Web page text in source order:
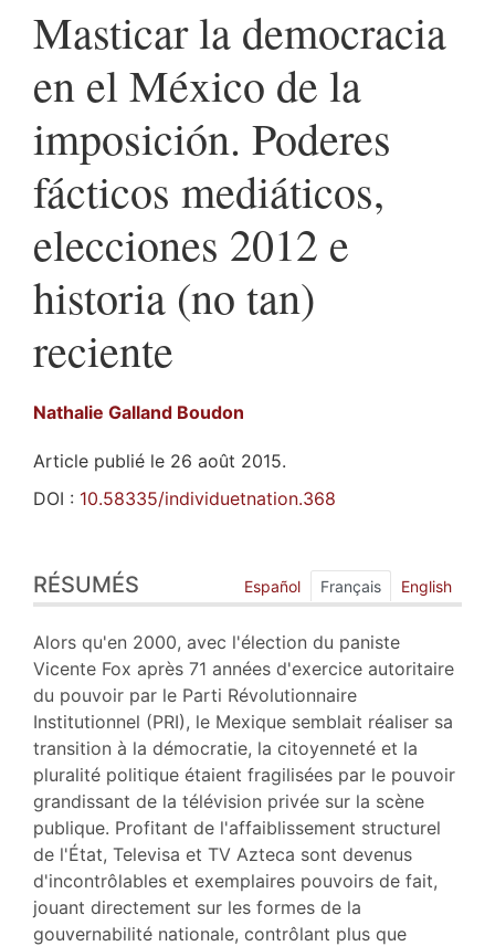
Masticar la democracia
en el México de la
imposición. Poderes
fácticos mediáticos,
elecciones 2012 e
historia (no tan)
reciente
Nathalie Galland Boudon
Article publié le 26 août 2015.
DOI : 10.58335/individuetnation.368
Index
Plan
Texte
Notes
Citer cet article
Auteur
RÉSUMÉS Español Français English
Alors qu'en 2000, avec l'élection du paniste
Vicente Fox après 71 années d'exercice autoritaire
du pouvoir par le Parti Révolutionnaire
Institutionnel (PRI), le Mexique semblait réaliser sa
transition à la démocratie, la citoyenneté et la
pluralité politique étaient fragilisées par le pouvoir
grandissant de la télévision privée sur la scène
publique. Profitant de l'affaiblissement structurel
de l'État, Televisa et TV Azteca sont devenus
d'incontrôlables et exemplaires pouvoirs de fait,
jouant directement sur les formes de la
gouvernabilité nationale, contrôlant plus que